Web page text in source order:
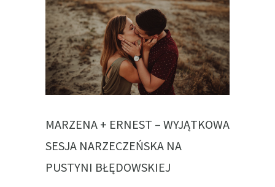
MARZENA + ERNEST – WYJĄTKOWA
SESJA NARZECZEŃSKA NA
PUSTYNI BŁĘDOWSKIEJ